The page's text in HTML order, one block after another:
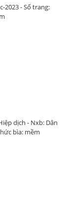
2023 - Số trang:
dịch - Nxb: Dân
bìa: mềm